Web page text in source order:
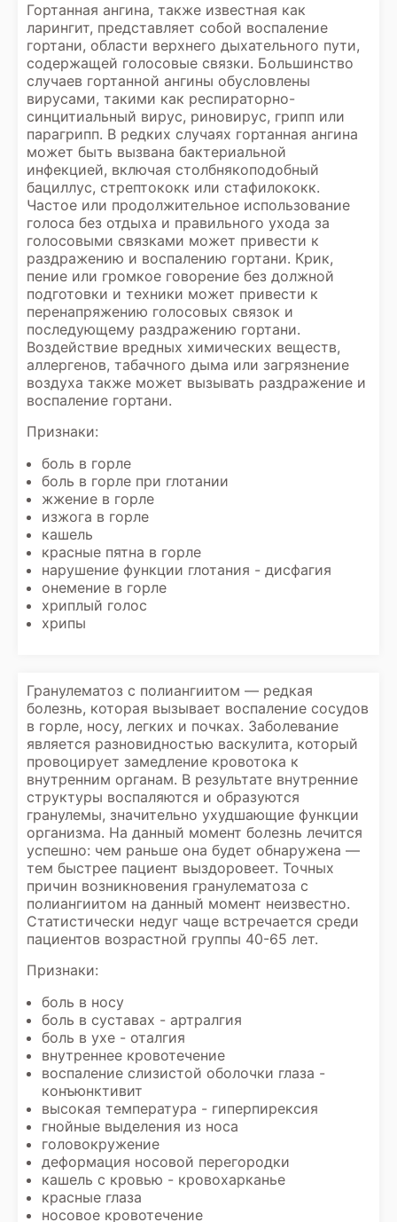
Гортанная ангина, также известная как
ларингит, представляет собой воспаление
гортани, области верхнего дыхательного пути,
содержащей голосовые связки. Большинство
случаев гортанной ангины обусловлены
вирусами, такими как респираторно-
синцитиальный вирус, риновирус, грипп или
парагрипп. В редких случаях гортанная ангина
может быть вызвана бактериальной
инфекцией, включая столбнякоподобный
бациллус, стрептококк или стафилококк.
Частое или продолжительное использование
голоса без отдыха и правильного ухода за
голосовыми связками может привести к
раздражению и воспалению гортани. Крик,
пение или громкое говорение без должной
подготовки и техники может привести к
перенапряжению голосовых связок и
последующему раздражению гортани.
Воздействие вредных химических веществ,
аллергенов, табачного дыма или загрязнение
воздуха также может вызывать раздражение и
воспаление гортани.
Признаки:
боль в горле
боль в горле при глотании
жжение в горле
изжога в горле
кашель
красные пятна в горле
нарушение функции глотания - дисфагия
онемение в горле
хриплый голос
хрипы
Гранулематоз с полиангиитом — редкая
болезнь, которая вызывает воспаление сосудов
в горле, носу, легких и почках. Заболевание
является разновидностью васкулита, который
провоцирует замедление кровотока к
внутренним органам. В результате внутренние
структуры воспаляются и образуются
гранулемы, значительно ухудшающие функции
организма. На данный момент болезнь лечится
успешно: чем раньше она будет обнаружена —
тем быстрее пациент выздоровеет. Точных
причин возникновения гранулематоза с
полиангиитом на данный момент неизвестно.
Статистически недуг чаще встречается среди
пациентов возрастной группы 40-65 лет.
Признаки:
боль в носу
боль в суставах - артралгия
боль в ухе - оталгия
внутреннее кровотечение
воспаление слизистой оболочки глаза -
конъюнктивит
высокая температура - гиперпирексия
гнойные выделения из носа
головокружение
деформация носовой перегородки
кашель с кровью - кровохарканье
красные глаза
носовое кровотечение